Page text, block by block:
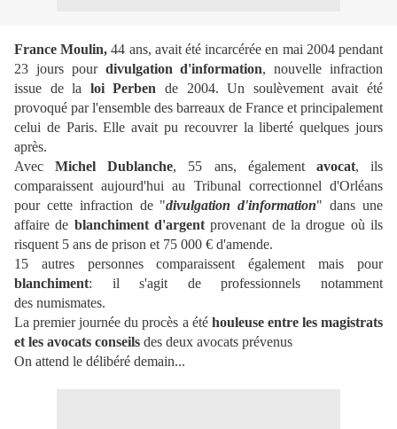
France Moulin, 44 ans, avait été incarcérée en mai 2004 pendant
23 jours pour divulgation d'information, nouvelle infraction
issue de la loi Perben de 2004. Un soulèvement avait été
provoqué par l'ensemble des barreaux de France et principalement
celui de Paris. Elle avait pu recouvrer la liberté quelques jours
après.
AvecMichel Dublanche, 55 ans, également avocat, ils
comparaissent aujourd'hui au Tribunal correctionnel d'Orléans
pour cette infraction de "divulgation d'information" dans une
affaire de blanchiment d'argent provenant de la drogue où ils
risquent 5 ans de prison et 75 000 € d'amende.
15 autres personnes comparaissent également mais pour
blanchiment: il s'agit de professionnels notamment
des numismates.
La premier journée du procès a été houleuse entre les magistrats
et les avocats conseils des deux avocats prévenus
On attend le délibéré demain...